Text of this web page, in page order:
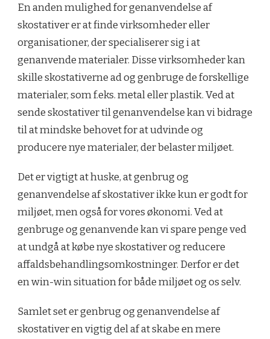
En anden mulighed for genanvendelse af
skostativer er at finde virksomheder eller
organisationer, der specialiserer sig i at
genanvende materialer. Disse virksomheder kan
skille skostativerne ad og genbruge de forskellige
materialer, som f.eks. metal eller plastik. Ved at
sende skostativer til genanvendelse kan vi bidrage
til at mindske behovet for at udvinde og
producere nye materialer, der belaster miljøet.
Det er vigtigt at huske, at genbrug og
genanvendelse af skostativer ikke kun er godt for
miljøet, men også for vores økonomi. Ved at
genbruge og genanvende kan vi spare penge ved
at undgå at købe nye skostativer og reducere
affaldsbehandlingsomkostninger. Derfor er det
en win-win situation for både miljøet og os selv.
Samlet set er genbrug og genanvendelse af
skostativer en vigtig del af at skabe en mere